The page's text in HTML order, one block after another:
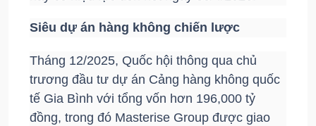
Siêu dự án hàng không chiến lược
Tháng 12/2025, Quốc hội thông qua chủ
trương đầu tư dự án Cảng hàng không quốc
tế Gia Bình với tổng vốn hơn 196,000 tỷ
đồng, trong đó Masterise Group được giao